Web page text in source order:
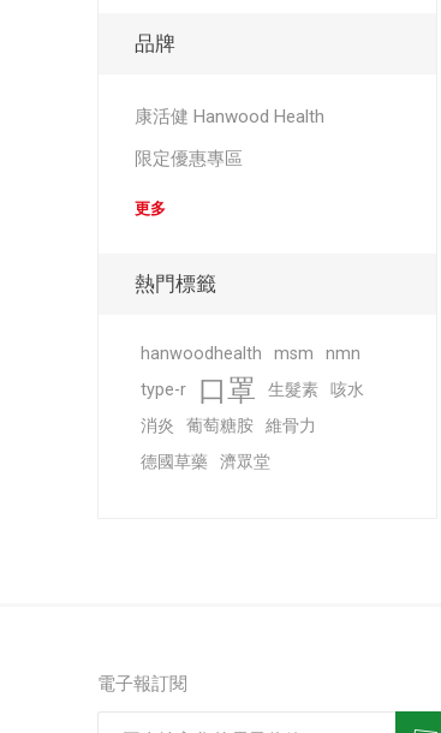
品牌
康活健 Hanwood Health
限定優惠專區
更多
熱門標籤
hanwoodhealth msm
nmn
type-r
口罩 生髮素
咳水
消炎
葡萄糖胺
維骨力
德國草藥
濟眾堂
電子報訂閱